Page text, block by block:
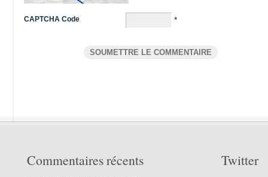
CAPTCHA Code *
Commentaires récents Twitter